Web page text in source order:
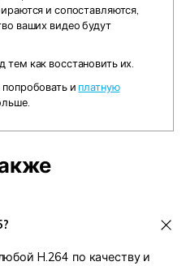
и сопоставляются,
ваших видео будут
как восстановить их.
попробовать и платную
H.264 по качеству и